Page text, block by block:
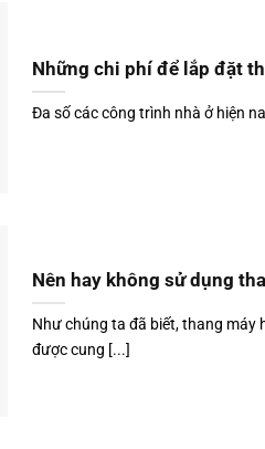
Những chi phí để lắp đặt
Đa số các công trình nhà ở hiện
Nên hay không sử dụng
Như chúng ta đã biết, thang máy
được cung [...]